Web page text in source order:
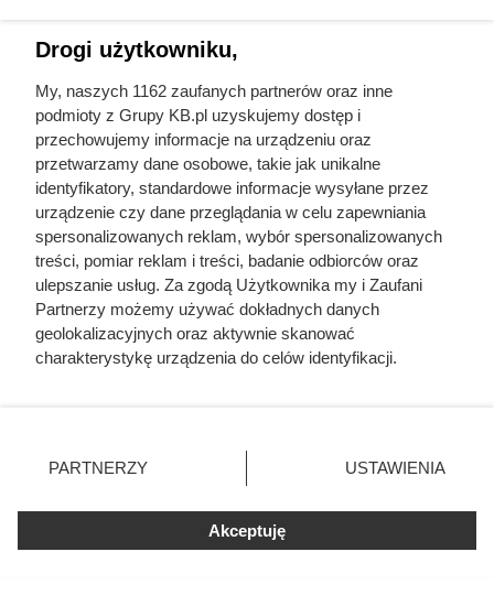
Auschwitz. Odtajnione zdjęcia
pokazują, co działo się przed
szubienicą
Na ile naprawdę wystarcza tona
pelletu? Prosty przelicznik dla
Drogi użytkowniku,
My, naszych 1162 zaufanych partnerów oraz inne
podmioty z Grupy KB.pl uzyskujemy dostęp i
przechowujemy informacje na urządzeniu oraz
przetwarzamy dane osobowe, takie jak unikalne
identyfikatory, standardowe informacje wysyłane przez
urządzenie czy dane przeglądania w celu zapewniania
spersonalizowanych reklam, wybór spersonalizowanych
treści, pomiar reklam i treści, badanie odbiorców oraz
ulepszanie usług. Za zgodą Użytkownika my i Zaufani
Partnerzy możemy używać dokładnych danych
geolokalizacyjnych oraz aktywnie skanować
charakterystykę urządzenia do celów identyfikacji.
zmienić/wycofać klikając przycisk ustawień prywatności
znajdujący się w lewym dolnym rogu strony. Niektóre
użytkownika, ale masz prawo sprzeciwić się takiemu
przetwarzaniu. Preferencje będą miały zastosowania tylko
PARTNERZY USTAWIENIA
Akceptuję